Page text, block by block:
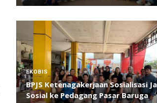
EKOBIS
BPJS Ketenagakerjaan Sosialisasi
Sosial ke Pedagang Pasar Baruga